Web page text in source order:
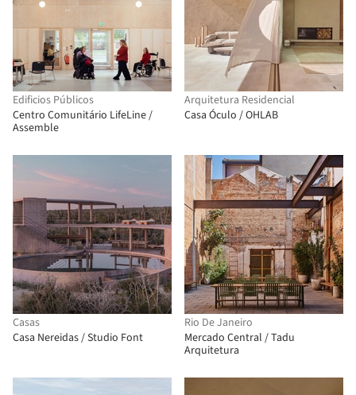
Edificios Públicos
Centro Comunitário LifeLine /
Assemble
Arquitetura Residencial
Casa Óculo / OHLAB
Casas
Casa Nereidas / Studio Font
Rio De Janeiro
Mercado Central / Tadu
Arquitetura